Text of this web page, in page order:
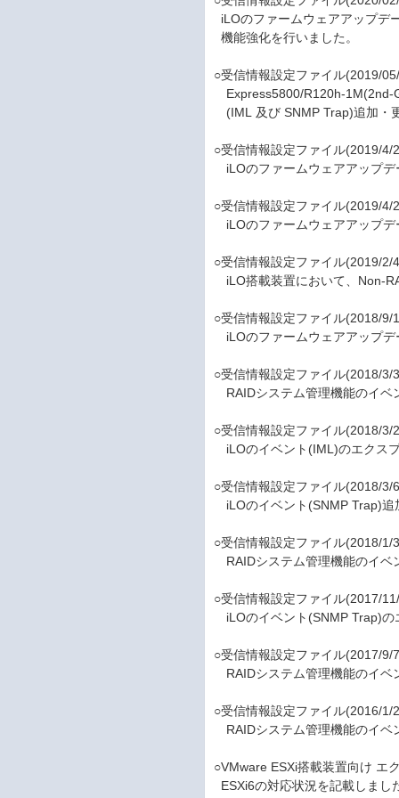
iLOのファームウェアアップデ
機能強化を行いました。
○受信情報設定ファイル(2019/
Express5800/R120h-1M(2nd-
(IML 及び SNMP Trap)追加・
○受信情報設定ファイル(2019/4/
iLOのファームウェアアップデ
○受信情報設定ファイル(2019/4/
iLOのファームウェアアップデ
○受信情報設定ファイル(2019/2/
iLO搭載装置において、Non-
○受信情報設定ファイル(2018/9/
iLOのファームウェアアップデ
○受信情報設定ファイル(2018/3/
RAIDシステム管理機能のイベ
○受信情報設定ファイル(2018/3/
iLOのイベント(IML)のエクス
○受信情報設定ファイル(2018/3/
iLOのイベント(SNMP Trap)追
○受信情報設定ファイル(2018/1/
RAIDシステム管理機能のイベ
○受信情報設定ファイル(2017/
iLOのイベント(SNMP Trap)の
○受信情報設定ファイル(2017/9/
RAIDシステム管理機能のイベ
○受信情報設定ファイル(2016/1/
RAIDシステム管理機能のイベ
○VMware ESXi搭載装置向け エ
ESXi6の対応状況を記載しまし